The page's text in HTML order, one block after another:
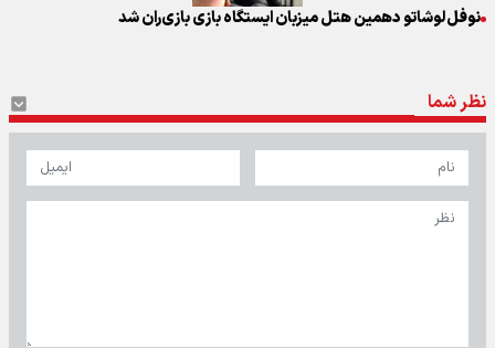
نوفل‌لوشاتو دهمین هتل میزبان ایستگاه بازی بازی‌ران شد
نظر شما